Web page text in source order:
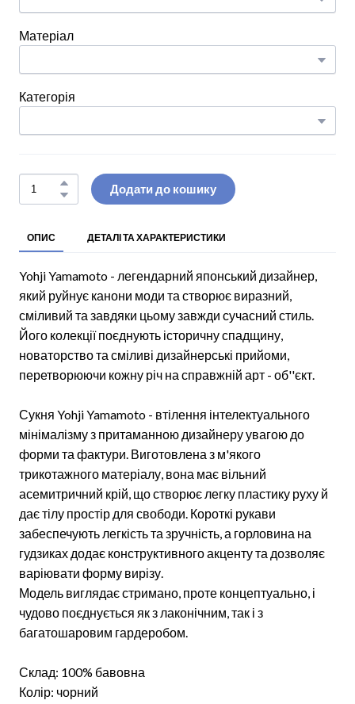
Матеріал
Категорія
Додати до кошику
ОПИС ДЕТАЛІ ТА ХАРАКТЕРИСТИКИ
Yohji Yamamoto - легендарний японський дизайнер,
який руйнує канони моди та створює виразний,
сміливий та завдяки цьому завжди сучасний стиль.
Його колекції поєднують історичну спадщину,
новаторство та сміливі дизайнерські прийоми,
перетворюючи кожну річ на справжній арт - об''єкт.
Сукня Yohji Yamamoto - втілення інтелектуального
мінімалізму з притаманною дизайнеру увагою до
форми та фактури. Виготовлена з м'якого
трикотажного матеріалу, вона має вільний
асемитричний крій, що створює легку пластику руху й
дає тілу простір для свободи. Короткі рукави
забеспечують легкість та зручність, а горловина на
гудзиках додає конструктивного акценту та дозволяє
варіювати форму вирізу.
Модель виглядає стримано, проте концептуально, і
чудово поєднується як з лаконічним, так і з
багатошаровим гардеробом.
Склад: 100% бавовна
Колір: чорний